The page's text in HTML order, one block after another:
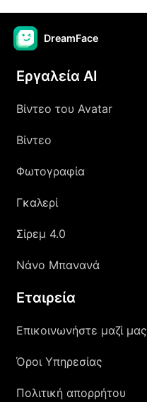
DreamFace
Εργαλεία AI
Βίντεο του Avatar
Βίντεο
Φωτογραφία
Γκαλερί
Σίρεμ 4.0
Νάνο Μπανανά
Εταιρεία
Επικοινωνήστε μαζί μας
Όροι Υπηρεσίας
Πολιτική απορρήτου